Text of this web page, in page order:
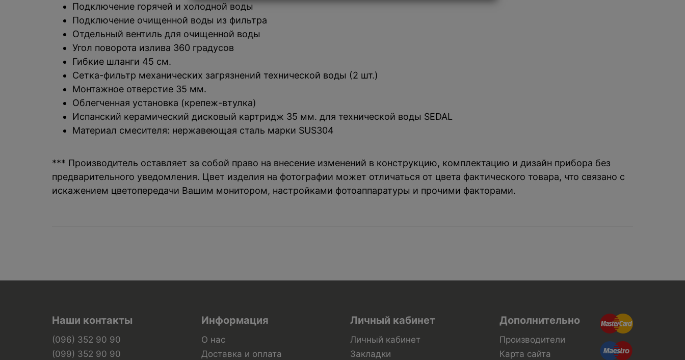
Подключение горячей и холодной воды
Подключение очищенной воды из фильтра
Отдельный вентиль для очищенной воды
Угол поворота излива 360 градусов
Гибкие шланги 45 см.
Сетка-фильтр механических загрязнений технической воды (2 шт.)
Монтажное отверстие 35 мм.
Облегченная установка (крепеж-втулка)
Испанский керамический дисковый картридж 35 мм. для технической воды SEDAL
Материал смесителя: нержавеющая сталь марки SUS304
*** Производитель оставляет за собой право на внесение изменений в конструкцию, комплектацию и дизайн прибора без
предварительного уведомления. Цвет изделия на фотографии может отличаться от цвета фактического товара, что связано с
искажением цветопередачи Вашим монитором, настройками фотоаппаратуры и прочими факторами.
Наши контакты
(096) 352 90 90
(099) 352 90 90
Информация
О нас
Доставка и оплата
Личный кабинет
Личный кабинет
Закладки
Дополнительно
Производители
Карта сайта